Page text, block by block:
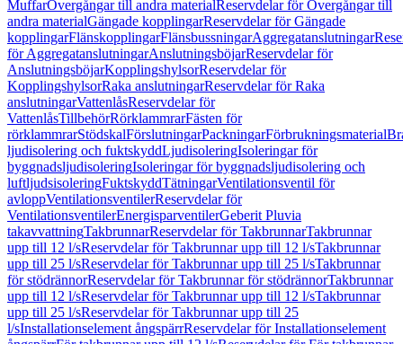
MuffarÖvergångar till andra materialReservdelar för Övergångar till
andra materialGängade kopplingarReservdelar för Gängade
kopplingarFlänskopplingarFlänsbussningarAggregatanslutningar
för AggregatanslutningarAnslutningsböjarReservdelar för
AnslutningsböjarKopplingshylsorReservdelar för
KopplingshylsorRaka anslutningarReservdelar för Raka
anslutningarVattenlåsReservdelar för
VattenlåsTillbehörRörklammrarFästen för
rörklammrarStödskalFörslutningarPackningarFörbrukningsmaterial
ljudisolering och fuktskyddLjudisoleringIsoleringar för
byggnadsljudisoleringIsoleringar för byggnadsljudisolering och
luftljudsisoleringFuktskyddTätningarVentilationsventil för
avloppVentilationsventilerReservdelar för
VentilationsventilerEnergisparventilerGeberit Pluvia
takavvattningTakbrunnarReservdelar för TakbrunnarTakbrunnar
upp till 12 l/sReservdelar för Takbrunnar upp till 12 l/sTakbrunnar
upp till 25 l/sReservdelar för Takbrunnar upp till 25 l/sTakbrunnar
för stödrännorReservdelar för Takbrunnar för stödrännorTakbrunnar
upp till 12 l/sReservdelar för Takbrunnar upp till 12 l/sTakbrunnar
upp till 25 l/sReservdelar för Takbrunnar upp till 25
l/sInstallationselement ångspärrReservdelar för Installationselement